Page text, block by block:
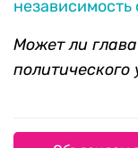
Может ли